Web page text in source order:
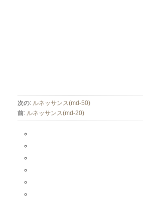
次の: ルネッサンス(md-50)
前: ルネッサンス(md-20)